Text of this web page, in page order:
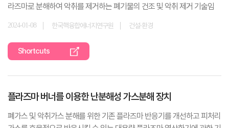
라즈마로 분해하여 악취를 제거하는 폐기물의 건조 및 악취 제거 기술임
2024-01-08 한국핵융합에너지연구원 건설·환경
Shortcuts
플라즈마 버너를 이용한 난분해성 가스분해 장치
폐가스 및 악취가스 분해를 위한 기존 플라즈마 반응기를 개선하고 피처리